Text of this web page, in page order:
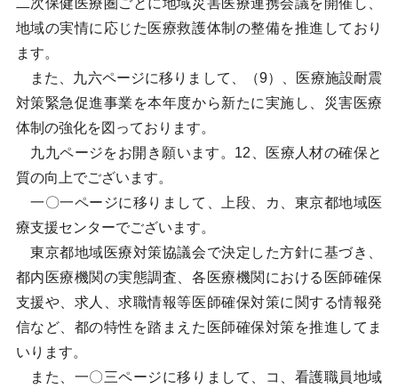
二次保健医療圏ごとに地域災害医療連携会議を開催し、
地域の実情に応じた医療救護体制の整備を推進しており
ます。
また、九六ページに移りまして、（9）、医療施設耐震
対策緊急促進事業を本年度から新たに実施し、災害医療
体制の強化を図っております。
九九ページをお開き願います。12、医療人材の確保と
質の向上でございます。
一〇一ページに移りまして、上段、カ、東京都地域医
療支援センターでございます。
東京都地域医療対策協議会で決定した方針に基づき、
都内医療機関の実態調査、各医療機関における医師確保
支援や、求人、求職情報等医師確保対策に関する情報発
信など、都の特性を踏まえた医師確保対策を推進してま
いります。
また、一〇三ページに移りまして、コ、看護職員地域